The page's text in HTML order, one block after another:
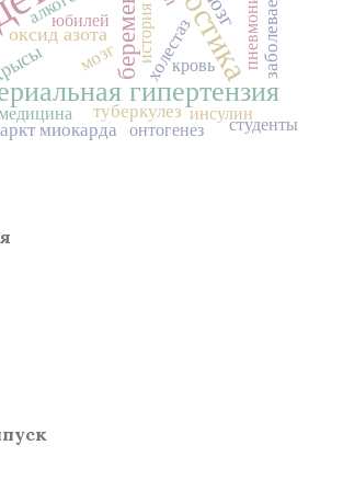
гипертензия
оксид азота
туберкулез
холестаз
миокарда
мозг
юбилей
кровь
история
онтогенез
инсулин
студенты
пневмония